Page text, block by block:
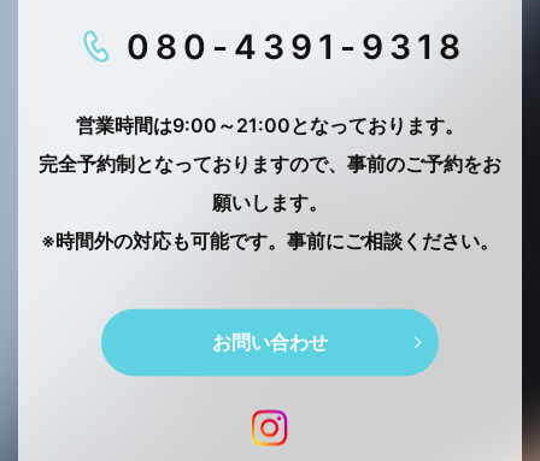
080-4391-9318
営業時間は9:00～21:00となっております。
完全予約制となっておりますので、事前のご予約をお
願いします。
※時間外の対応も可能です。事前にご相談ください。
お問い合わせ